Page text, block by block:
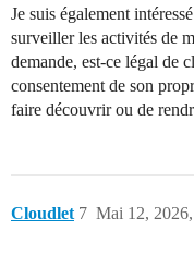
Je suis également
surveiller les activités de
demande, est-ce légal de
consentement de son
faire découvrir ou de
Cloudlet Mai 12,
7